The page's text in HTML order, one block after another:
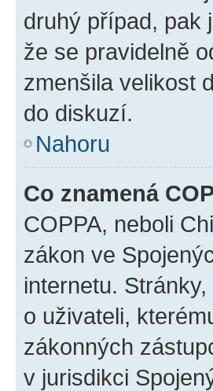
druhý případ, pak
že se pravidelně
zmenšila velikost
do diskuzí.
Nahoru
Co znamená
COPPA, neboli
zákon ve
internetu.
o uživateli,
zákonných
v jurisdikci